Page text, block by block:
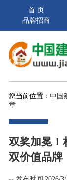
首 页
品牌招商
您当前位置： 中国
章
双奖加冕！
双价值品牌